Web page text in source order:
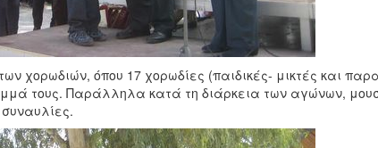
χορωδιών, όπου 17 χορωδίες (παιδικές- μικτές και
τους. Παράλληλα κατά τη διάρκεια των αγώνων,